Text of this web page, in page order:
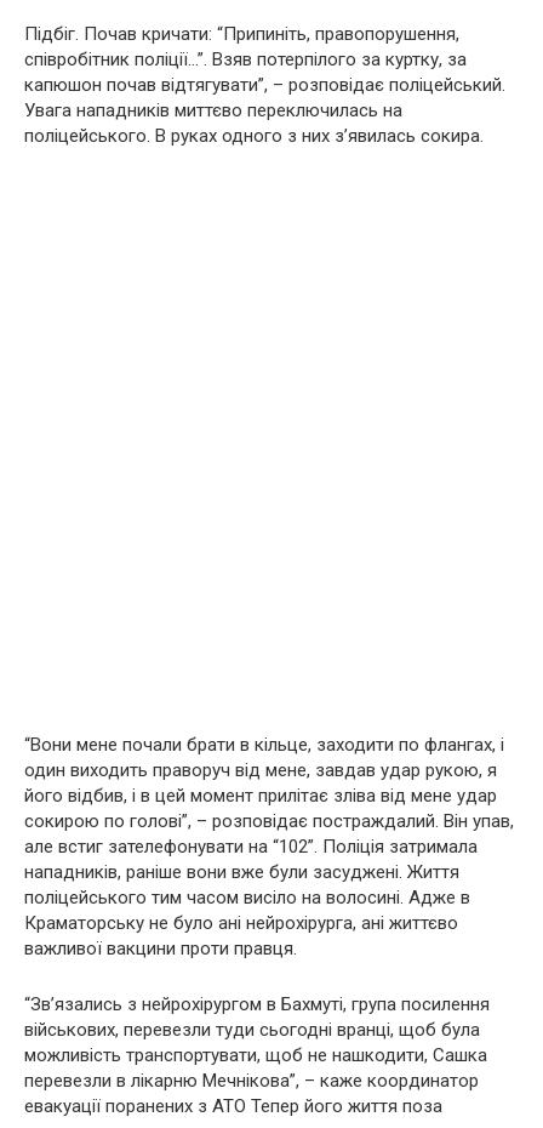
Підбіг. Почав кричати: “Припиніть, правопорушення,
співробітник поліції…”. Взяв потерпілого за куртку, за
капюшон почав відтягувати”, – розповідає поліцейський.
Увага нападників миттєво переключилась на
поліцейського. В руках одного з них з’явилась сокира.
“Вони мене почали брати в кільце, заходити по флангах, і
один виходить праворуч від мене, завдав удар рукою, я
його відбив, і в цей момент прилітає зліва від мене удар
сокирою по голові”, – розповідає постраждалий. Він упав,
але встиг зателефонувати на “102”. Поліція затримала
нападників, раніше вони вже були засуджені. Життя
поліцейського тим часом висіло на волосині. Адже в
Краматорську не було ані нейрохірурга, ані життєво
важливої вакцини проти правця.
“Зв’язались з нейрохірургом в Бахмуті, група посилення
військових, перевезли туди сьогодні вранці, щоб була
можливість транспортувати, щоб не нашкодити, Сашка
перевезли в лікарню Мечнікова”, – каже координатор
евакуації поранених з АТО Тепер його життя поза